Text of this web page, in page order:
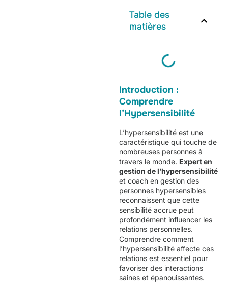
Table des
matières
Introduction :
Comprendre
l’Hypersensibilité
L’hypersensibilité est une
caractéristique qui touche de
nombreuses personnes à
travers le monde. Expert en
gestion de l’hypersensibilité
et coach en gestion des
personnes hypersensibles
reconnaissent que cette
sensibilité accrue peut
profondément influencer les
relations personnelles.
Comprendre comment
l’hypersensibilité affecte ces
relations est essentiel pour
favoriser des interactions
saines et épanouissantes.